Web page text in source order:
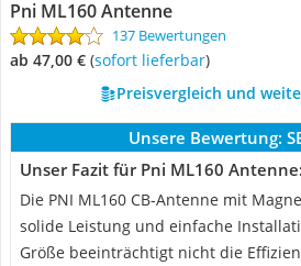
Pni ML160 Antenne
137 Bewertungen
ab 47,00 € ( Sofort lieferbar)
Preisvergleich und
Unsere Bewertung:
Unser Fazit für Pni ML160 Antenne:
Die PNI ML160 CB-Antenne mit
solide Leistung und einfache
Größe beeinträchtigt nicht die